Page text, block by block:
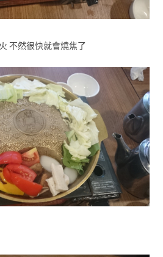
不然很快就會燒焦了